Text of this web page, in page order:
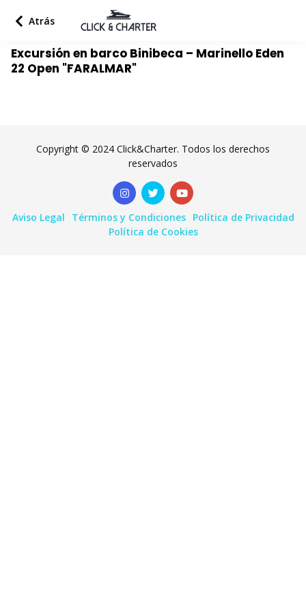
Excursión en barco Binibeca – Marinello Eden
22 Open "FARALMAR"
Atrás
Copyright © 2024 Click&Charter. Todos los derechos
reservados
Aviso Legal Términos y Condiciones
Política de Privacidad
Política de Cookies